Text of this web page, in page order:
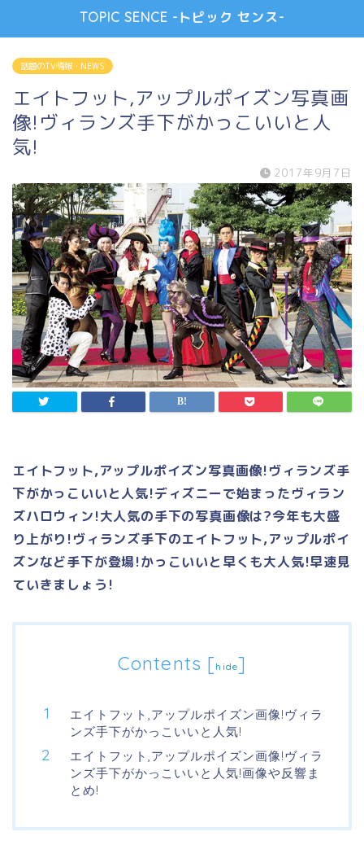
TOPIC SENCE -トピック センス-
話題のTV情報・NEWS
エイトフット,アップルポイズン写真画
像!ヴィランズ手下がかっこいいと人
気!
2017年9月7日
エイトフット,アップルポイズン写真画像!ヴィランズ手
下がかっこいいと人気!ディズニーで始まったヴィラン
ズハロウィン!大人気の手下の写真画像は?今年も大盛
り上がり!ヴィランズ手下のエイトフット,アップルポイ
ズンなど手下が登場!かっこいいと早くも大人気!早速見
ていきましょう!
Contents [hide]
エイトフット,アップルポイズン画像!ヴィラ
ンズ手下がかっこいいと人気!
エイトフット,アップルポイズン画像!ヴィラ
ンズ手下がかっこいいと人気!画像や反響ま
とめ!